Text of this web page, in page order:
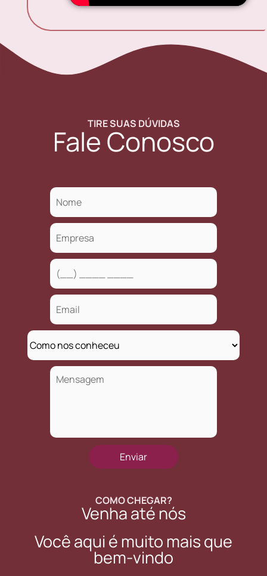
TIRE SUAS DÚVIDAS
Fale Conosco
COMO CHEGAR?
Venha até nós
Você aqui é muito mais que
bem-vindo